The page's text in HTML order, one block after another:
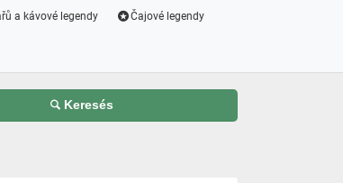
a kávové legendy Čajové legendy
Keresés